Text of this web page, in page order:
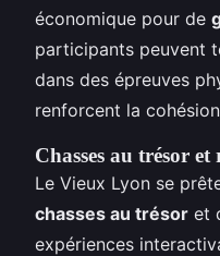
économique pour de
participants peuvent
dans des épreuves
renforcent la
Chasses au trésor
Le Vieux Lyon se
chasses au trésor et
expériences